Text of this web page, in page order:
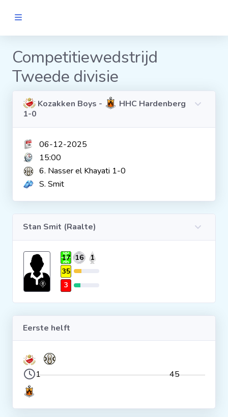
Clubs
Wedstrijden
Voetbalpiramide
Clubs
Wedstrijden
Overige links
Competitiewedstrijd
Tweede divisie
Kozakken Boys -
HHC Hardenberg
1-0
06-12-2025
15:00
6. Nasser el Khayati 1-0
S. Smit
Stan Smit (Raalte)
17 16
1
35
3
Eerste helft
1 45